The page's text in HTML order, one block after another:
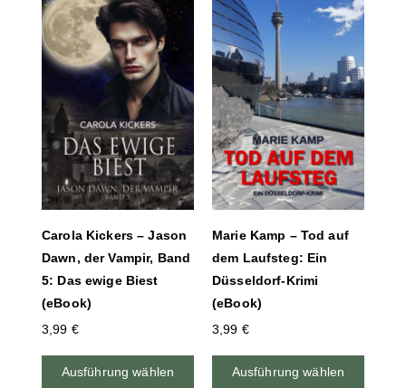
Carola Kickers – Jason
Dawn, der Vampir, Band
5: Das ewige Biest
(eBook)
3,99 €
Ausführung wählen
Marie Kamp – Tod auf
dem Laufsteg: Ein
Düsseldorf-Krimi
(eBook)
3,99 €
Ausführung wählen